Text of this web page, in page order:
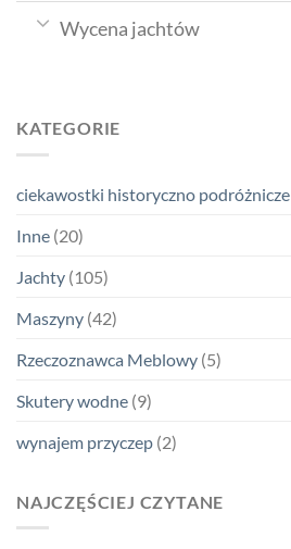
Wycena jachtów
KATEGORIE
ciekawostki historyczno podróżnicze
Inne (20)
Jachty (105)
Maszyny (42)
Rzeczoznawca Meblowy (5)
Skutery wodne (9)
wynajem przyczep (2)
NAJCZĘŚCIEJ CZYTANE